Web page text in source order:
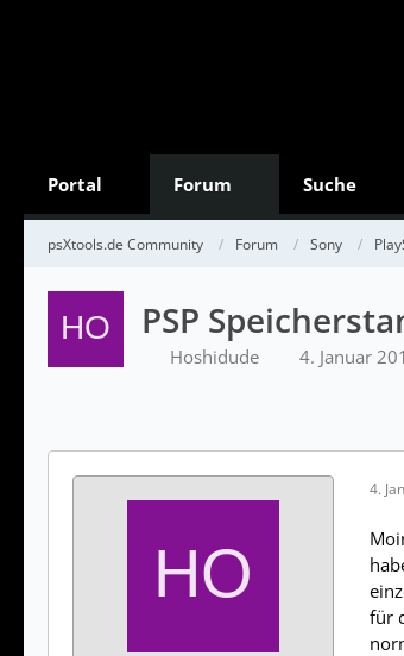
Portal Forum Suche
psXtools.de Community Forum Sony
PSP
Hoshidude 4. Januar
4.
für